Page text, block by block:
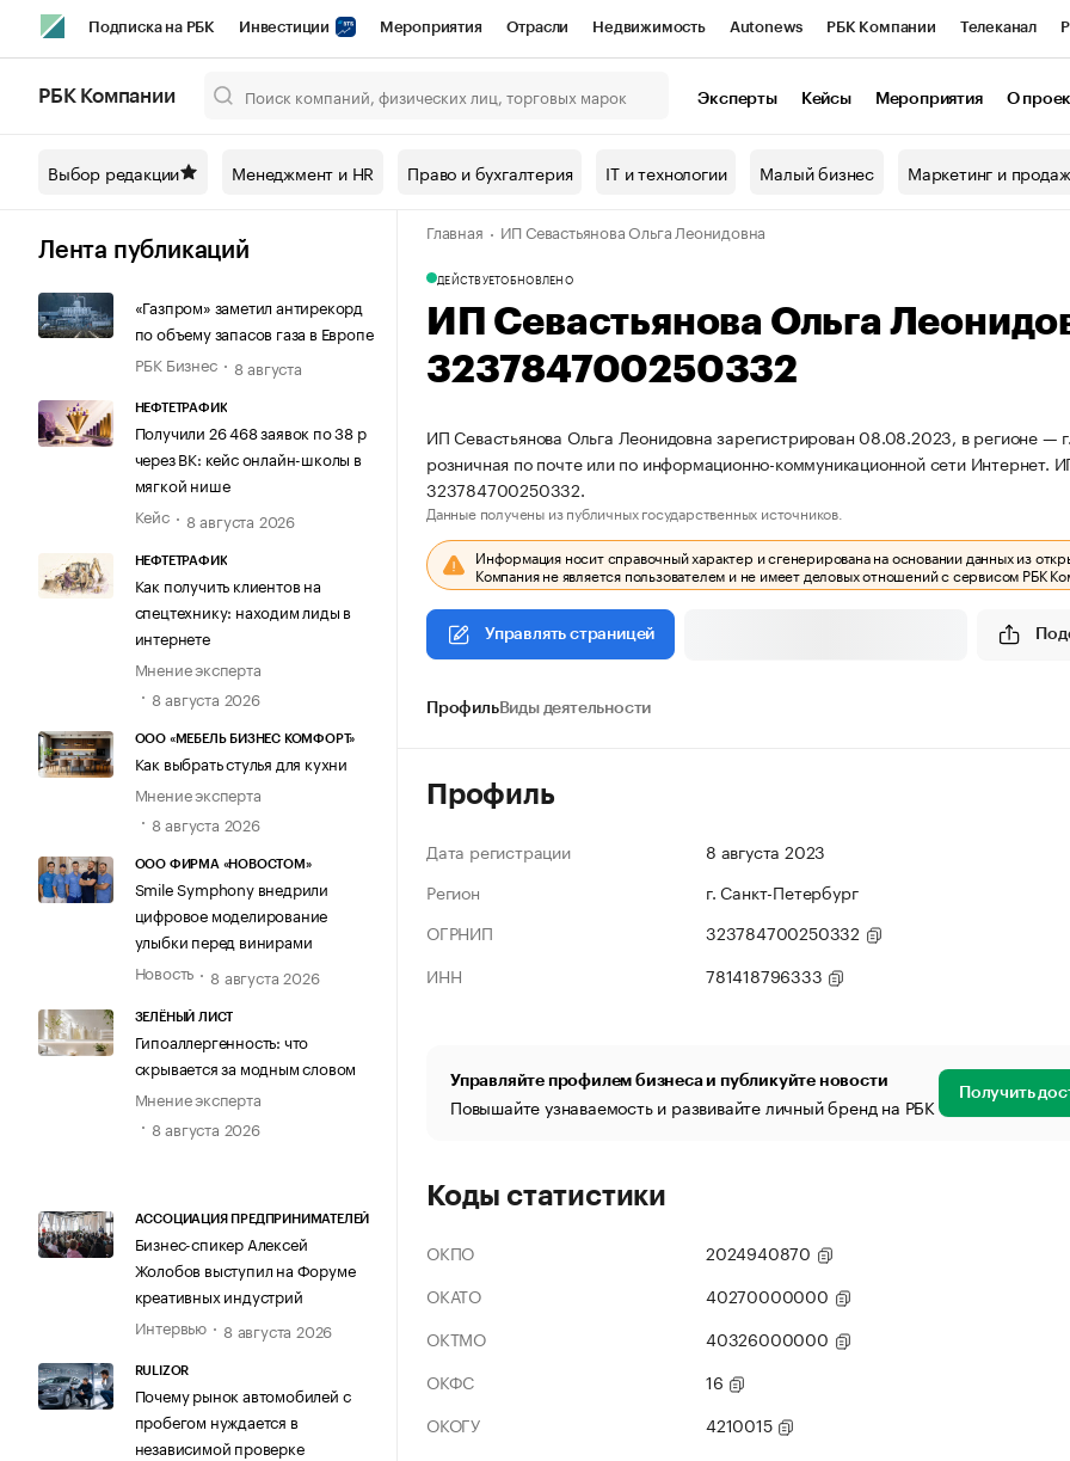
Подписка на РБК Инвестиции Мероприятия Отрасли Недвижимость Autonews РБК Компании Телеканал
Спецпроекты СПб Конференции СПб Спецпроекты Проверка контрагентов
Технологии и медиа Рынок наличной валюты
РБК Компании Эксперты Кейсы Мероприятия О
Выбор редакции Менеджмент и HR Право и бухгалтерия IT и технологии Малый бизнес Маркетинг и
Лента публикаций
«Газпром» заметил антирекорд
по объему запасов газа в Европе
РБК Бизнес
8 августа
НЕФТЕТРАФИК
Получили 26 468 заявок по 38 р
через ВК: кейс онлайн-школы в
мягкой нише
Кейс
8 августа 2026
НЕФТЕТРАФИК
Как получить клиентов на
спецтехнику: находим лиды в
интернете
Мнение эксперта
8 августа 2026
ООО «МЕБЕЛЬ БИЗНЕС КОМФОРТ»
Как выбрать стулья для кухни
Мнение эксперта
8 августа 2026
ООО ФИРМА «НОВОСТОМ»
Smile Symphony внедрили
цифровое моделирование
улыбки перед винирами
Новость
8 августа 2026
ЗЕЛЁНЫЙ ЛИСТ
Гипоаллергенность: что
скрывается за модным словом
Мнение эксперта
8 августа 2026
АССОЦИАЦИЯ ПРЕДПРИНИМАТЕЛЕЙ
Бизнес-спикер Алексей
Жолобов выступил на Форуме
креативных индустрий
Интервью
8 августа 2026
RULIZOR
Почему рынок автомобилей с
пробегом нуждается в
независимой проверке
Главная ИП Севастьянова Ольга Леонидовна
ДЕЙСТВУЕТОБНОВЛЕНО
ИП Севастьянова Ольга
323784700250332
ИП Севастьянова Ольга Леонидовна зарегистрирован 08.08.2023, в регионе —
розничная по почте или по информационно-коммуникационной сети
323784700250332.
Данные получены из публичных государственных источников.
Информация носит справочный характер и сгенерирована на основании данных из
Компания не является пользователем и не имеет деловых отношений с сервисом РБК
Управлять страницей
ПрофильВиды деятельности
Профиль
Дата регистрации
8 августа 2023
Регион
г. Санкт-Петербург
ОГРНИП
323784700250332
ИНН
781418796333
Управляйте профилем бизнеса и публикуйте новости
Повышайте узнаваемость и развивайте личный бренд на РБК Получить
Коды статистики
ОКПО
2024940870
ОКАТО
40270000000
ОКТМО
40326000000
ОКФС
16
ОКОГУ
4210015